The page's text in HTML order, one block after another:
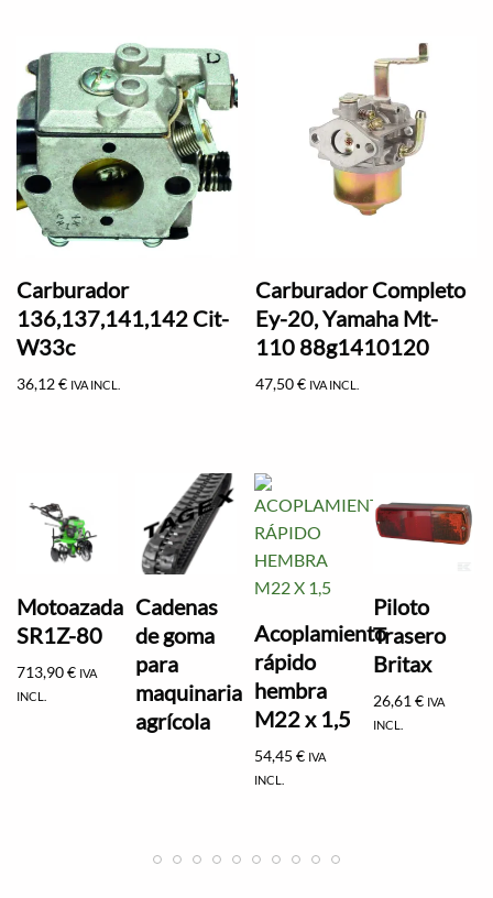
Carburador
136,137,141,142 Cit-
W33c
36,12€ IVA INCL.
Carburador Completo
Ey-20, Yamaha Mt-
110 88g1410120
47,50€ IVA INCL.
Motoazada
SR1Z-80
713,90€ IVA
INCL.
Cadenas
de goma
para
maquinaria
agrícola
Acoplamiento
rápido
hembra
M22 x 1,5
54,45€ IVA
INCL.
Piloto
Trasero
Britax
26,61€ IVA
INCL.